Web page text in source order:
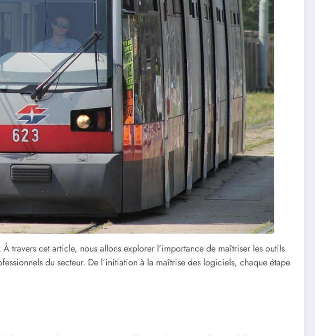
À travers cet article, nous allons explorer l’importance de maîtriser les outils
du secteur. De l’initiation à la maîtrise des logiciels, chaque étape